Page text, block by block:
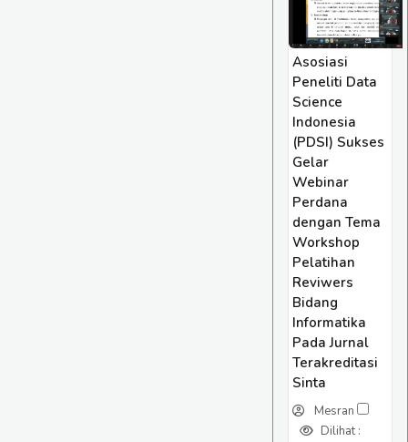
Asosiasi
Peneliti Data
Science
Indonesia
(PDSI) Sukses
Gelar
Webinar
Perdana
dengan Tema
Workshop
Pelatihan
Reviwers
Bidang
Informatika
Pada Jurnal
Terakreditasi
Sinta
Mesran
Dilihat :